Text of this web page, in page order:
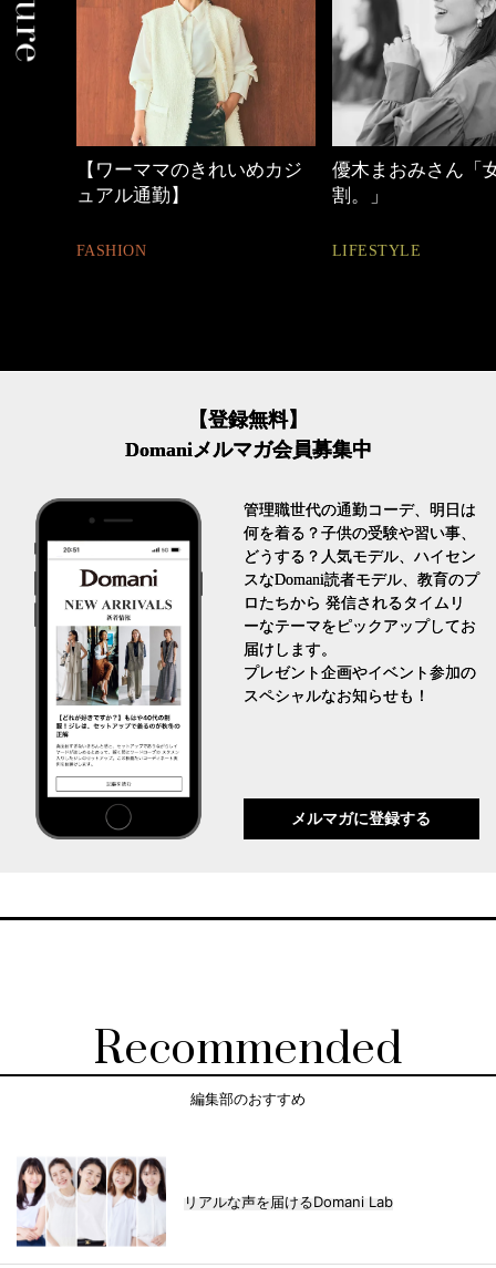
【ワーママのきれいめカジ
ュアル通勤】
FASHION
優木まおみさん「
割。」
LIFESTYLE
【登録無料】
Domaniメルマガ会員募集中
管理職世代の通勤コーデ、明日は
何を着る？子供の受験や習い事、
どうする？人気モデル、ハイセン
スなDomani読者モデル、教育のプ
ロたちから 発信されるタイムリ
ーなテーマをピックアップしてお
届けします。
プレゼント企画やイベント参加の
スペシャルなお知らせも！
メルマガに登録する
Recommended
編集部のおすすめ
リアルな声を届けるDomani Lab